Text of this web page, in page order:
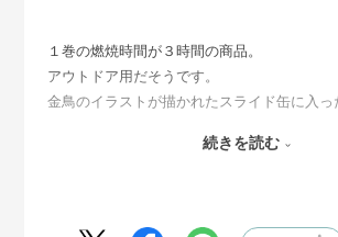
１巻の燃焼時間が３時間の商品。
アウトドア用だそうです。
金鳥のイラストが描かれたスライド缶に入っ
来年以降、詰替用は出るのかな。（まあ、出
続きを読む